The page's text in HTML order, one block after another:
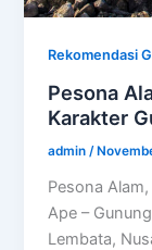
Rekomendasi
Pesona
Karakter
admin /
Pesona
Ape –
Lembata,